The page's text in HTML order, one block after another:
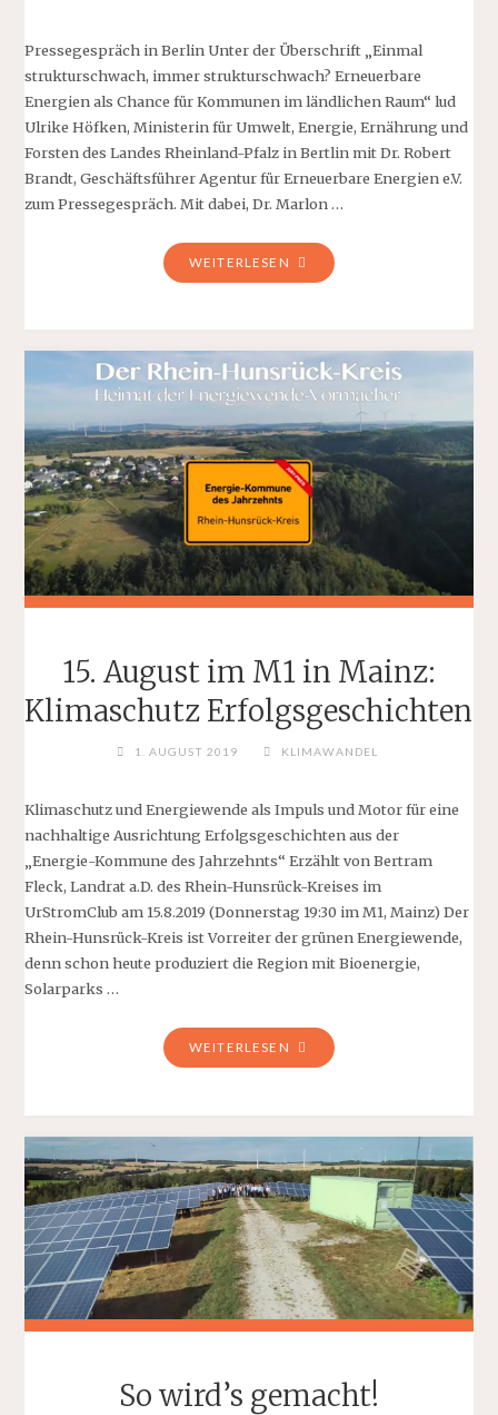
Pressegespräch in Berlin Unter der Überschrift „Einmal
strukturschwach, immer strukturschwach? Erneuerbare
Energien als Chance für Kommunen im ländlichen Raum“ lud
Ulrike Höfken, Ministerin für Umwelt, Energie, Ernährung und
Forsten des Landes Rheinland-Pfalz in Bertlin mit Dr. Robert
Brandt, Geschäftsführer Agentur für Erneuerbare Energien e.V.
zum Pressegespräch. Mit dabei, Dr. Marlon …
WEITERLESEN "DIE
WELT
DEN
HUNSRÜCK"
15. August im M1 in Mainz:
Klimaschutz Erfolgsgeschichten
1. AUGUST 2019 KLIMAWANDEL
Klimaschutz und Energiewende als Impuls und Motor für eine
nachhaltige Ausrichtung Erfolgsgeschichten aus der
„Energie-Kommune des Jahrzehnts“ Erzählt von Bertram
Fleck, Landrat a.D. des Rhein-Hunsrück-Kreises im
UrStromClub am 15.8.2019 (Donnerstag 19:30 im M1, Mainz) Der
Rhein-Hunsrück-Kreis ist Vorreiter der grünen Energiewende,
denn schon heute produziert die Region mit Bioenergie,
Solarparks …
WEITERLESEN "15.
AUGUST
IN
MAINZ:
KLIMASCHUTZ
ERFOLGSGESCHICHTEN"
So wird’s gemacht!